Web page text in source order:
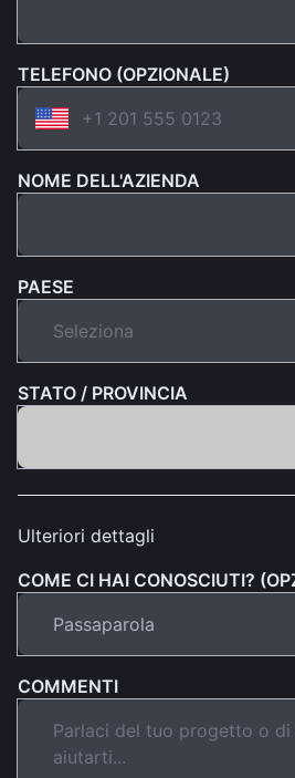
TELEFONO (OPZIONALE)
NOME DELL'AZIENDA
PAESE
STATO / PROVINCIA
Ulteriori dettagli
COME CI HAI CONOSCIUTI?
COMMENTI